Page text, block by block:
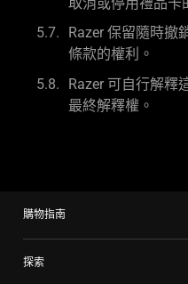
Razer 保留隨時撤
條款的權利。
Razer 可自行解釋
最終解釋權。
購物指南
探索